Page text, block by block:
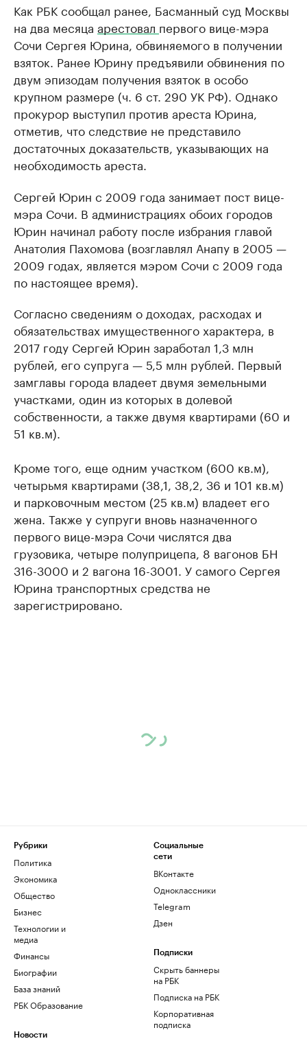
Как РБК сообщал ранее, Басманный суд Москвы
на два месяца арестовал первого вице-мэра
Сочи Сергея Юрина, обвиняемого в получении
взяток. Ранее Юрину предъявили обвинения по
двум эпизодам получения взяток в особо
крупном размере (ч. 6 ст. 290 УК РФ). Однако
прокурор выступил против ареста Юрина,
отметив, что следствие не представило
достаточных доказательств, указывающих на
необходимость ареста.
Сергей Юрин с 2009 года занимает пост вице-
мэра Сочи. В администрациях обоих городов
Юрин начинал работу после избрания главой
Анатолия Пахомова (возглавлял Анапу в 2005 —
2009 годах, является мэром Сочи с 2009 года
по настоящее время).
Согласно сведениям о доходах, расходах и
обязательствах имущественного характера, в
2017 году Сергей Юрин заработал 1,3 млн
рублей, его супруга — 5,5 млн рублей. Первый
замглавы города владеет двумя земельными
участками, один из которых в долевой
собственности, а также двумя квартирами (60 и
51 кв.м).
Кроме того, еще одним участком (600 кв.м),
четырьмя квартирами (38,1, 38,2, 36 и 101 кв.м)
и парковочным местом (25 кв.м) владеет его
жена. Также у супруги вновь назначенного
первого вице-мэра Сочи числятся два
грузовика, четыре полуприцепа, 8 вагонов БН
316-3000 и 2 вагона 16-3001. У самого Сергея
Юрина транспортных средства не
зарегистрировано.
Рубрики
Политика
Экономика
Общество
Бизнес
Технологии и
медиа
Финансы
Биографии
База знаний
РБК Образование
Новости
Социальные
сети
ВКонтакте
Одноклассники
Telegram
Дзен
Подписки
Скрыть баннеры
на РБК
Подписка на РБК
Корпоративная
подписка